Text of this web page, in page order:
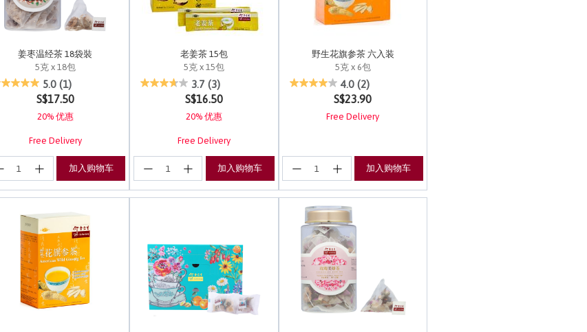
姜枣温经茶 18袋裝
5克 x 18包
3.1 out of 5 Customer Rating
5.0 (1)
S$17.50
20% 优惠
Free Delivery
加入购物车
老姜茶 15包
5克 x 15包
5 out of 5 Customer Rating
3.7 (3)
S$16.50
20% 优惠
Free Delivery
加入购物车
野生花旗参茶 六入装
5克 x 6包
4.1 out of 5 Customer Rating
4.0 (2)
S$23.90
Free Delivery
加入购物车